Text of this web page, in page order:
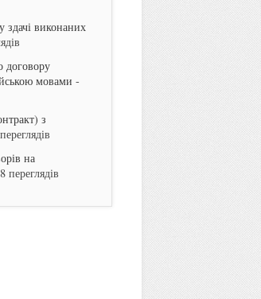
виконаних
договору
мовами -
з
на
переглядів